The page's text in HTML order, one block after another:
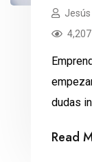
dudas
Read